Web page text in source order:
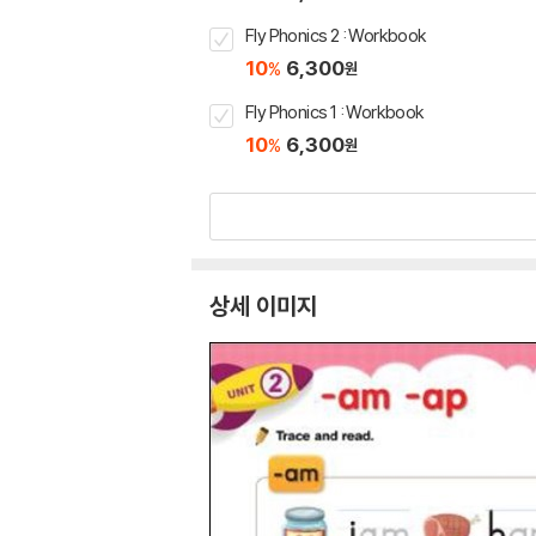
Fly Phonics 2 : Workbook
10% 6,300원
Fly Phonics 1 : Workbook
10% 6,300원
상세 이미지